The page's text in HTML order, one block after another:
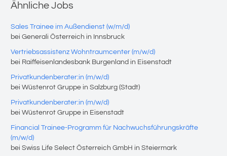
Ähnliche Jobs
Sales Trainee im Außendienst (w/m/d)
bei Generali Österreich in Innsbruck
Vertriebsassistenz Wohntraumcenter (m/w/d)
bei Raiffeisenlandesbank Burgenland in Eisenstadt
Privatkundenberater:in (m/w/d)
bei Wüstenrot Gruppe in Salzburg (Stadt)
Privatkundenberater:in (m/w/d)
bei Wüstenrot Gruppe in Eisenstadt
Financial Trainee-Programm für Nachwuchsführungskräfte
(m/w/d)
bei Swiss Life Select Österreich GmbH in Steiermark